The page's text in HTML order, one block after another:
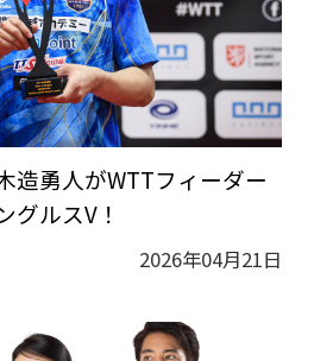
造勇人がWTTフィーダー
グルスV！
2026年04月21日